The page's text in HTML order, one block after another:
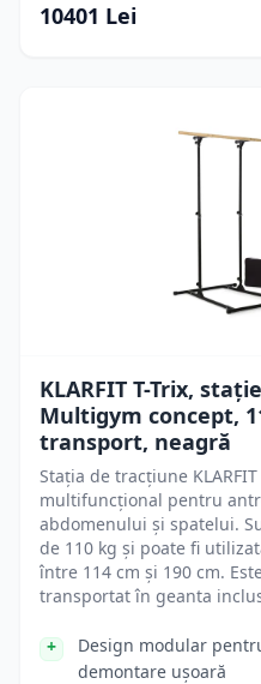
10401 Lei
KLARFIT T-Trix,
Multigym concept,
transport, neagră
Stația de tracțiune
multifuncțional pentru
abdomenului și spatelui.
de 110 kg și poate fi
între 114 cm și 190 cm.
transportat în geanta
Design modular
demontare ușoară